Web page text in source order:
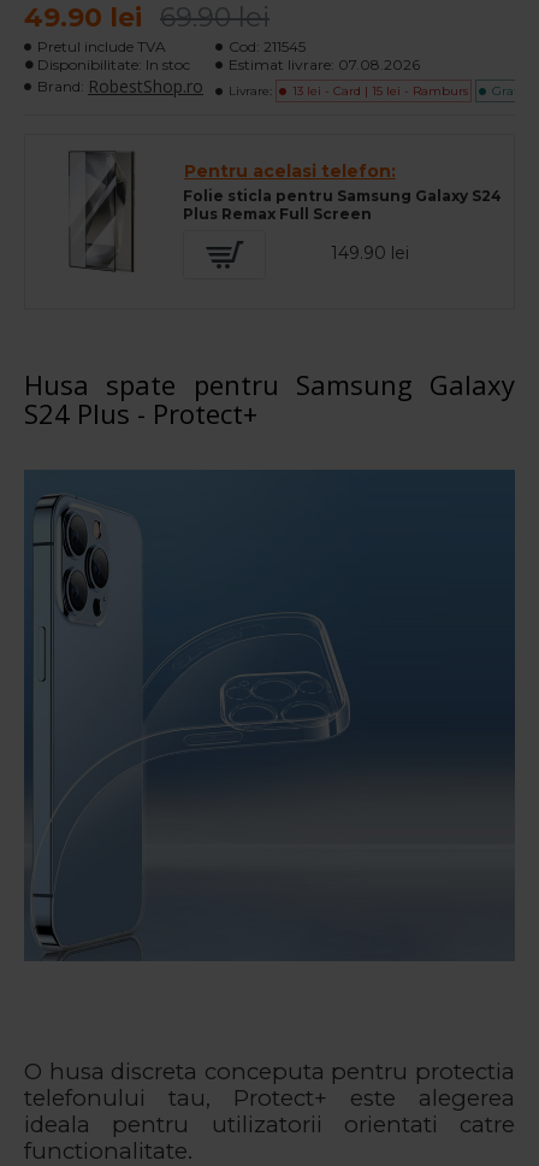
49.90 lei 69.90 lei
Pretul include TVA
Disponibilitate: In stoc
Brand: RobestShop.ro
Cod: 211545
Estimat livrare: 07.08.2026
Livrare: 13 lei - Card | 15 lei - Ramburs
Pentru acelasi telefon:
Folie sticla pentru Samsung Galaxy S24
Plus Remax Full Screen
149.90 lei
Husa spate pentru Samsung Galaxy
S24 Plus - Protect+
O husa discreta conceputa pentru protectia
telefonului tau, Protect+ este alegerea
ideala pentru utilizatorii orientati catre
functionalitate.